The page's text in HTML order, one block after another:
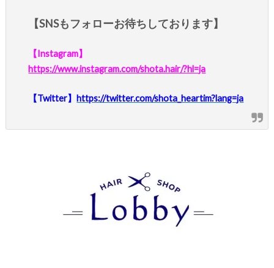
【SNSもフォローお待ちしております】
【Instagram】
https://www.instagram.com/shota.hair/?hl=ja
【Twitter】https://twitter.com/shota_heartim?lang=ja